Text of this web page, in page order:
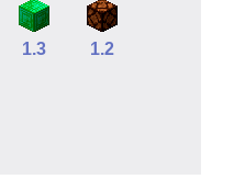
1.3 1.2